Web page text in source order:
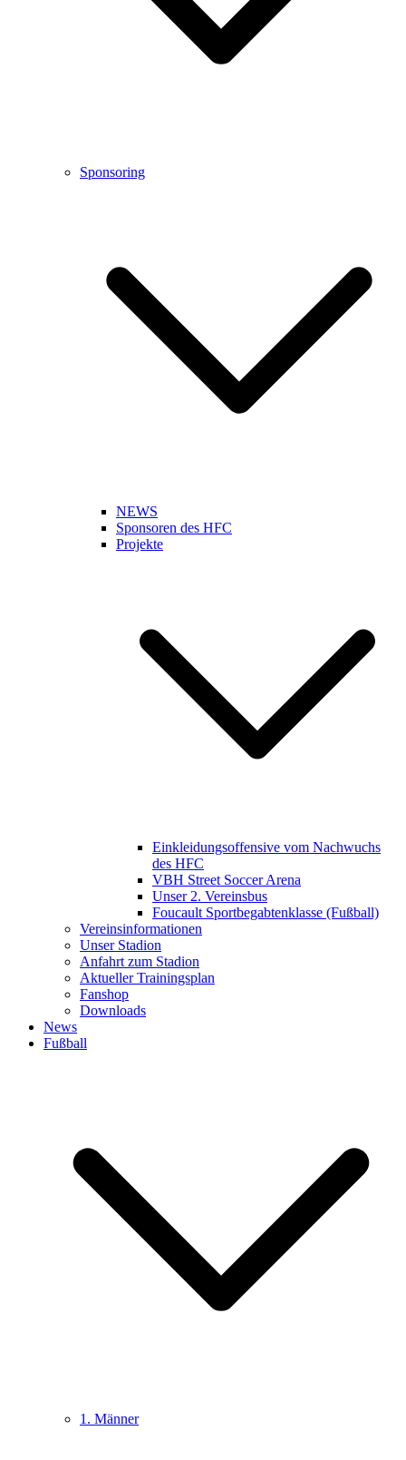
Sponsoring
NEWS
Sponsoren des HFC
Projekte
Einkleidungsoffensive vom Nachwuchs
des HFC
VBH Street Soccer Arena
Unser 2. Vereinsbus
Foucault Sportbegabtenklasse (Fußball)
Vereinsinformationen
Unser Stadion
Anfahrt zum Stadion
Aktueller Trainingsplan
Fanshop
Downloads
News
Fußball
1. Männer